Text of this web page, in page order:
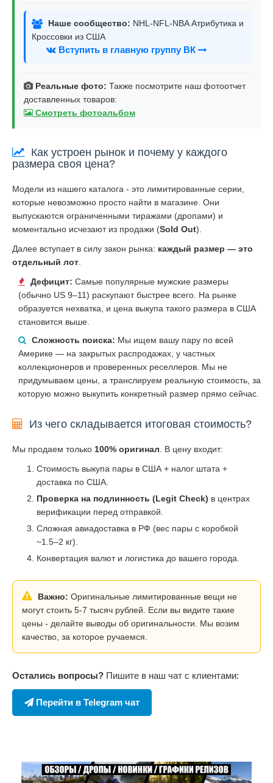
Наше сообщество: NHL-NFL-NBA Атрибутика и
Кроссовки из США
Вступить в главную группу ВК
Реальные фото: Также посмотрите наш фотоотчет
доставленных товаров:
Смотреть фотоальбом
Как устроен рынок и почему у каждого
размера своя цена?
Модели из нашего каталога - это лимитированные серии,
которые невозможно просто найти в магазине. Они
выпускаются ограниченными тиражами (дропами) и
моментально исчезают из продажи (Sold Out).
Далее вступает в силу закон рынка: каждый размер — это
отдельный лот
Дефицит: Самые популярные мужские размеры
(обычно US 9–11) раскупают быстрее всего. На рынке
образуется нехватка, и цена выкупа такого размера в США
становится выше.
Сложность поиска: Мы ищем вашу пару по всей
Америке — на закрытых распродажах, у частных
коллекционеров и проверенных реселлеров. Мы не
придумываем цены, а транслируем реальную стоимость, за
которую можно выкупить конкретный размер прямо сейчас.
Из чего складывается итоговая стоимость?
Мы продаем только 100% оригинал . В цену входит:
Стоимость выкупа пары в США + налог штата +
доставка по США.
Проверка на подлинность (Legit Check) в центрах
верификации перед отправкой.
Сложная авиадоставка в РФ (вес пары с коробкой
~1.5–2 кг).
Конвертация валют и логистика до вашего города.
Важно: Оригинальные лимитированные вещи не
могут стоить 5-7 тысяч рублей. Если вы видите такие
цены - делайте выводы об оригинальности. Мы возим
качество, за которое ручаемся.
Остались вопросы? Пишите в наш чат с клиентами:
Перейти в Telegram чат